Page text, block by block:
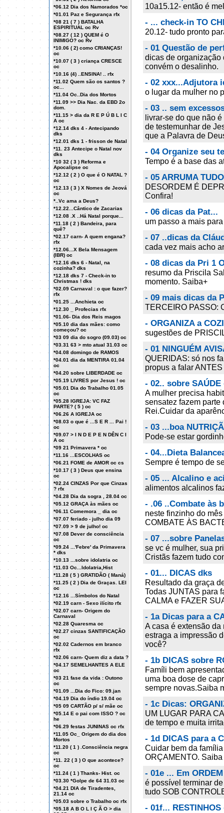
*06.12 Dia dos Namorados *oc
*01.01 Paz e Segurança rfx
*08 21 ( 7 ) BATALHA
ESPIRITUAL oc Rv
*08.27 ( 12 ) QUEM é O
INIMIGO? oc Rv
*10.06 ( 2) como CRIANÇAS!
oc
*10.07 ( 3 ) criança CRESCE
oc
*10.16 (4) ..ENSINA! .. rfx
*11.02 Quem são os santos ?
oc...
*11.04 Oc..Dia dos Mortos
*11.09 >> Dia Nac. da EBD 2o
dom.
*11.15 > dia da R E P Ú B L I C
A oc
*12.14 dks 4 - Antecipando
dks
*12.01 dks 1 - frisson de Natal
*11. 23 Antecipe o Natal nov
dks
*10 32 ( 3 ) Reforma e
Apocalipse oc
*12.12 ( 2 ) O que é O NATAL ?
oc
*12.13 ( 3 ) X Nomes de Jeová
oc
*..Vc ama a Deus?
*12.22...Cântico de Zacarias
*12.08 .X ..Há Natal porque...
*11.18 ( 2 ) Bandeira, para
quê?
*02.17 carn- A quem engana?
rfx
*12.06...X Bela Mensagem
(IBR) oc
*12.16 dks 6 - Natal, na
cozinha? dks
*12.18 dks 7 - Check-in to
Christmas ! dks
*02.09 Carnaval : o que fazer?
rfx
*01.25 ...Anchieta oc
*12.30 _ Profecias rfx
*01.06- Dia dos Reis magos
*05.10 dia das mães: como
começou? oc
*03 09 dia do sogro (09.03) oc
*03.31 63 > mto atual 31.03 oc
*04.08 domingo de RAMOS
*04.01 dia da MENTIRA 01.04
oc
*04.20 sobre LIBERDADE oc
*05.19 LIVRES por Jesus ! oc
*05.01 Dia do Trabalho 01.05
oc
*05.28 IGREJA: VC FAZ
PARTE? ( 5 ) oc
*06.26 A IGREJA oc
*08.03 o que é ...S E R ... Pai !
oc
*09.07 > I N D E P E N DÊN C I
A oc
*09 21 Primavera * oc
*11.16 ...ESCOLHAS oc
*06.21 FOME de AMOR oc cs
*10.17 ( 3 ) Deus que ensina
oc
*02.24 CINZAS Por que Cinzas
? rfx
*04.28 Dia da sogra , 28.04 oc
*05.12 GRAÇA às mães oc
*06.11 Comemora _ dia oc
*07.07 feriado - julho dia 09
*07.09 > 9 de julho! oc
*07.08 Dever de consciência
oc
*09.24 ...'Febre' da Primavera
* dks
*10.13 ...sobre idolatria oc
*11.03 Oc...Idolatria,Hist
*11.28 ( 5 ) GRATIDÃO ( Maná)
*11.25 ( 2 ) Dia de Graças. LEI
oc
*12.16 ...Símbolos do Natal
*02.19 carn - Sexo ilícito rfx
*02.07 carn- Origem do
Carnaval
*02.28 Quaresma oc
*02.27 cinzas SANTIFICAÇÃO
oc
*02.02 Cadernos em branco
rfx
*02.06 carn- Quem diz a data ?
*04.17 SEMELHANTES A ELE
oc
*03 21 fase da vida : Outono
oc
*01.09 ...Dia do Fico: 09.jan
*04.19 Dia do índio 19.04 oc
*05 09 CARTÃO p/ s/ mãe oc
*05.14 E o pai com ISSO ? oc
he
*06.29 festas JUNINAS oc rfx
*11.05 Oc_ Origem do dia dos
Mortos
*11.20 ( 1 ) .Consciência negra
oc
*11. 22 ( 3 ) O que acontece?
oc
*11.24 ( 1 ) Thanks- Hist. oc
*03.30 *Golpe de 64 31.03 oc
*04.21 DIA de Tiradentes,
21.14 oc
*05.03 sobre o Trabalho oc rfx
*05.18 A B O L I Ç Ã O > dia
10a15.12- então é
- ... check-in TO
20.12- tudo pronto
- 01 Questão de
dicas de organização
convém o desalinho.
- 02 xxx...Adjutora
o lugar da mulher no
- 03 .. sem
livrar-se do que não
de testemunhar de
que a Palavra de
- 04 Organize seu
Tempo é a base das
- 05 ARRUMA
DESORDEM É
Confira!
- 06 dicas da Pat...
um passo a mais
- 07 ..dicas da
cada vez mais acho
- 08 dicas da Pri 1
resumo da Priscila
momento. Saiba+
- 09 mais dicas da
TERCEIRO PASSO:
- ORGANIZA a
sugestões de
- 01 NINGUÉM
QUERIDAS: só nos
propus a falar
- 02.. sobre SAÚDE
A mulher precisa
sensatez fazem parte
Rei.Cuidar da
- 03 ...boa
Pode-se estar
- 04...Dieta
Sempre é tempo de
- 05 ... Alcalino e
alimentos alcalinos
- .06 ..Combate às
neste finzinho do
COMBATE ÀS
- 07 ...sobre
se vc é mulher, sua
Cristãs fazem tudo
- 01... DICAS dks
Resultado da graça
Todas JUNTAS para
CALMA e FAZER
- 1a Dicas para a
A casa é extensão
estraga a impressão
você?
- 1b DICAS sobre
Famíli bem
uma boa dose de
sempre novas.Saiba
- 1c Dicas:
UM LUGAR PARA
de tempo e muita
- 1d DICAS para a
Cuidar bem da
ORÇAMENTO. Saiba
- 01e ... Em
é possível terminar
tudo SOB
- 01f... RESTINHOS